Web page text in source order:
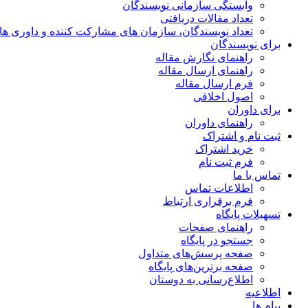
وابستگی سازمانی نویسندگان
تعداد مقالات دریافتی
تعداد نویسندگان، سازمان های مشارکت کننده و داوری های
برای نویسندگان
راهنمای نگارش مقاله
راهنمای ارسال مقاله
فرم ارسال مقاله
اصول اخلاقی
برای داوران
راهنمای داوران
ثبت نام و اشتراک
خرید اشتراک
فرم ثبت نام
تماس با ما
اطلاعات تماس
فرم برقراری ارتباط
تسهیلات پایگاه
راهنمای صفحات
جستجو در پایگاه
صفحه پرسش‌های متداول
صفحه برترین‌های پایگاه
اطلاع‌رسانی به دوستان
اطلاعیه
پیام ها